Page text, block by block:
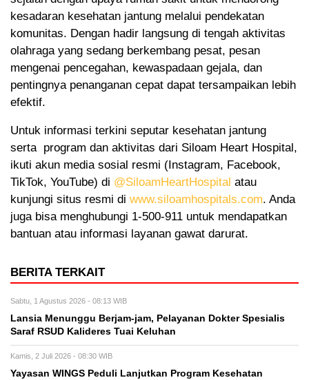
kesadaran kesehatan jantung melalui pendekatan
komunitas. Dengan hadir langsung di tengah aktivitas
olahraga yang sedang berkembang pesat, pesan
mengenai pencegahan, kewaspadaan gejala, dan
pentingnya penanganan cepat dapat tersampaikan lebih
efektif.
Untuk informasi terkini seputar kesehatan jantung
serta program dan aktivitas dari Siloam Heart Hospital,
ikuti akun media sosial resmi (Instagram, Facebook,
TikTok, YouTube) di @SiloamHeartHospital atau
kunjungi situs resmi di www.siloamhospitals.com. Anda
juga bisa menghubungi 1-500-911 untuk mendapatkan
bantuan atau informasi layanan gawat darurat.
BERITA TERKAIT
Sabtu, 1 Agustus 2026 - 08:13 WIB
Lansia Menunggu Berjam-jam, Pelayanan Dokter Spesialis
Saraf RSUD Kalideres Tuai Keluhan
Kamis, 2 Juli 2026 - 08:30 WIB
Yayasan WINGS Peduli Lanjutkan Program Kesehatan